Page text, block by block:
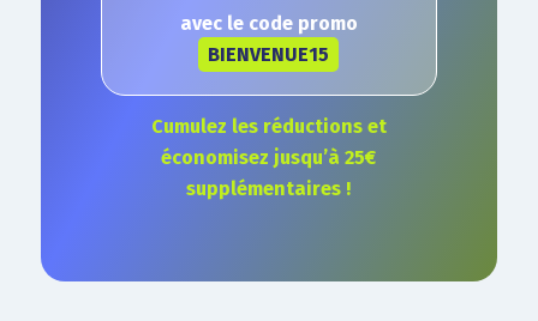
avec le code promo
BIENVENUE15
Cumulez les réductions et
économisez jusqu’à 25€
supplémentaires !